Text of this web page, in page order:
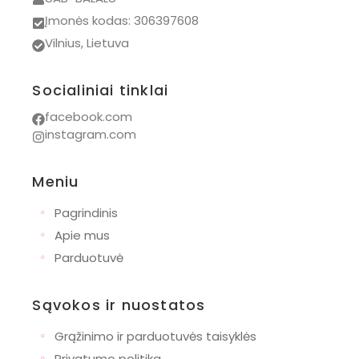
Numskull
PAZ Rodriguez
Bianca Maria
Dovanos
Krikštynoms
Gimtadieniui
Pirmajai komunijai
Mamoms
Drabužiai
Naujienos
Įmonės kodas: 306397608
Vilnius, Lietuva
Socialiniai tinklai
facebook.com
instagram.com
Meniu
◦
Pagrindinis
◦ Apie mus
◦ Parduotuvė
Sąvokos ir nuostatos
◦
Grąžinimo ir parduotuvės taisyklės